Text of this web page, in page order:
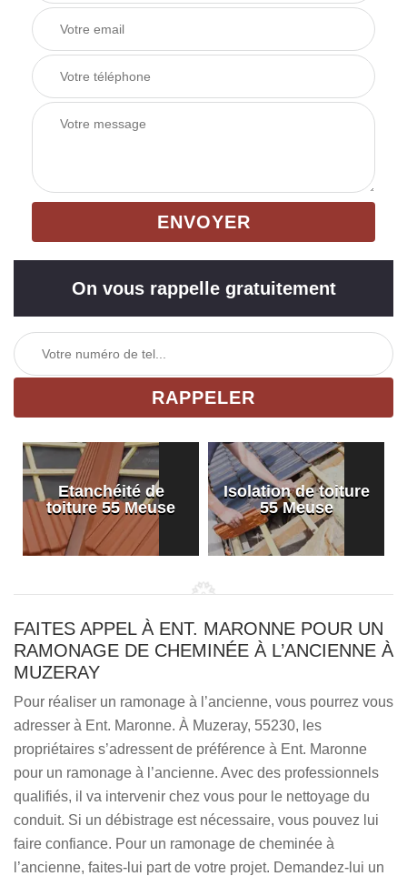
On vous rappelle gratuitement
Etanchéité de
toiture 55 Meuse
Isolation de toiture
55 Meuse
FAITES APPEL À ENT. MARONNE POUR UN
RAMONAGE DE CHEMINÉE À L’ANCIENNE À
MUZERAY
Pour réaliser un ramonage à l’ancienne, vous pourrez vous
adresser à Ent. Maronne. À Muzeray, 55230, les
propriétaires s’adressent de préférence à Ent. Maronne
pour un ramonage à l’ancienne. Avec des professionnels
qualifiés, il va intervenir chez vous pour le nettoyage du
conduit. Si un débistrage est nécessaire, vous pouvez lui
faire confiance. Pour un ramonage de cheminée à
l’ancienne, faites-lui part de votre projet. Demandez-lui un